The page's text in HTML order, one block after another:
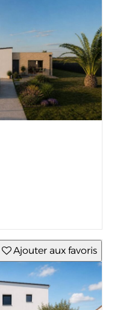
Ajouter aux favoris